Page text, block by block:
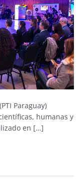
Paraguay)
humanas y
en […]